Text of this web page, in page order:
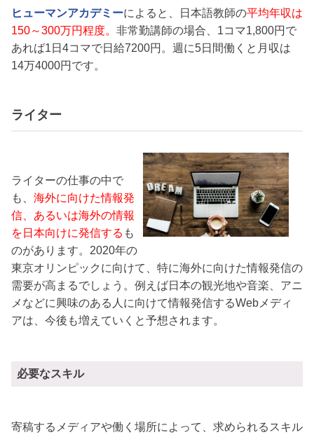
ヒューマンアカデミーによると、日本語教師の平均年収は
150～300万円程度。 非常勤講師の場合、1コマ1,800円で
あれば1日4コマで日給7200円。週に5日間働くと月収は
14万4000円です。
ライター
ライターの仕事の中で
も、 海外に向けた情報発
信、あるいは海外の情報
を日本向けに発信する も
のがあります。2020年の
東京オリンピックに向けて、特に海外に向けた情報発信の
需要が高まるでしょう。例えば日本の観光地や音楽、アニ
メなどに興味のある人に向けて情報発信するWebメディ
アは、今後も増えていくと予想されます。
必要なスキル
寄稿するメディアや働く場所によって、求められるスキル